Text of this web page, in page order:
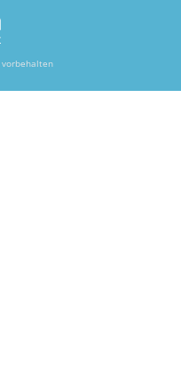
vorbehalten